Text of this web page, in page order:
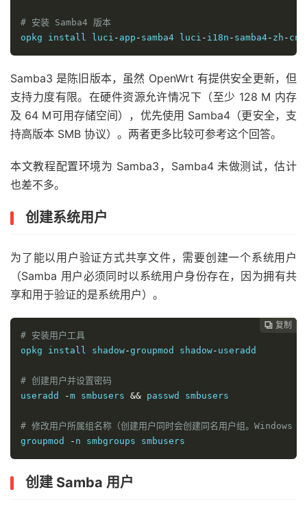
# 安装 Samba4 版本
opkg install luci - app - samba4 luci - i18n - samba4- zh - cn
Samba3 是陈旧版本，虽然 OpenWrt 有提供安全更新，但
支持力度有限。在硬件资源允许情况下（至少 128 M 内存
及 64 M可用存储空间），优先使用 Samba4（更安全，支
持高版本 SMB 协议）。两者更多比较可参考这个回答。
本文教程配置环境为 Samba3，Samba4 未做测试，估计
也差不多。
创建系统用户
为了能以用户验证方式共享文件，需要创建一个系统用户
（Samba 用户必须同时以系统用户身份存在，因为拥有共
享和用于验证的是系统用户）。
 复制
 复制
 复制
 复制
 复制
 复制
# 安装用户工具
opkg install shadow-groupmod shadow- useradd
# 创建用户并设置密码
useradd
-m smbusers && passwd smbusers
# 修改用户所属组名称（创建用户同时会创建同名用户组。Windows
groupmod
- n smbgroups smbusers
创建 Samba 用户